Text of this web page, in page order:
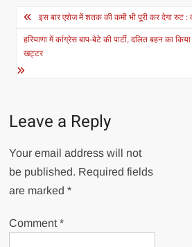
Post
navigation
इस बार एशेज में शतक की कमी भी पूरी कर देगा रुट :
हरियाणा में कांग्रेस बाप-बेटे की पार्टी, दलित बहन का
खट्टर
Leave a Reply
Your email address will not
be published. Required fields
are marked*
Comment*